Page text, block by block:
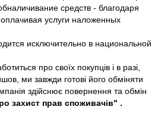
средств - благодаря
услуги наложенных
исключительно в национальной
про своїх покупців і в разі,
ми завжди готові його обміняти
здійснює повернення та обмін
захист прав споживачів" .